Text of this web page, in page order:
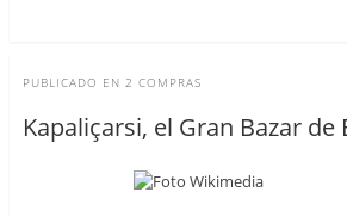
PUBLICADO EN 2 COMPRAS
Kapaliçarsi, el Gran Bazar de